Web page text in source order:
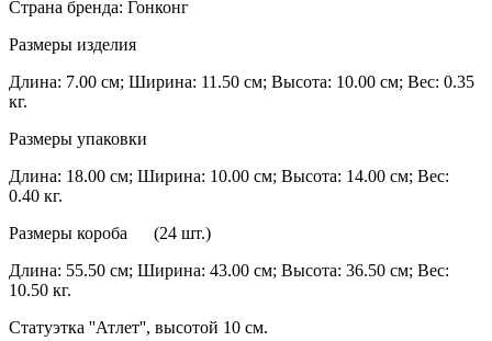
Страна бренда: Гонконг
Размеры изделия
Длина: 7.00 см; Ширина: 11.50 см; Высота: 10.00 см; Вес: 0.35
кг.
Размеры упаковки
Длина: 18.00 см; Ширина: 10.00 см; Высота: 14.00 см; Вес:
0.40 кг.
Размеры короба (24 шт.)
Длина: 55.50 см; Ширина: 43.00 см; Высота: 36.50 см; Вес:
10.50 кг.
Статуэтка ''Атлет'', высотой 10 см.